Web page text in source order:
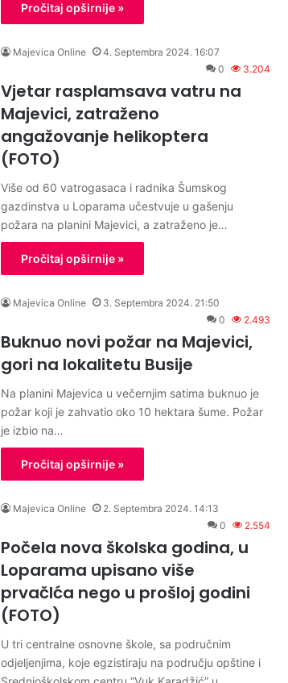
Pročitaj opširnije »
Majevica Online
4. Septembra 2024. 16:07
0
3.204
Vjetar rasplamsava vatru na
Majevici, zatraženo
angažovanje helikoptera
(FOTO)
Više od 60 vatrogasaca i radnika Šumskog
gazdinstva u Loparama učestvuje u gašenju
požara na planini Majevici, a zatraženo je…
Pročitaj opširnije »
Majevica Online
3. Septembra 2024. 21:50
0
2.493
Buknuo novi požar na Majevici,
gori na lokalitetu Busije
Na planini Majevica u večernjim satima buknuo je
požar koji je zahvatio oko 10 hektara šume. Požar
je izbio na…
Pročitaj opširnije »
Majevica Online
2. Septembra 2024. 14:13
0
2.554
Počela nova školska godina, u
Loparama upisano više
prvačIća nego u prošloj godini
(FOTO)
U tri centralne osnovne škole, sa područnim
odjeljenjima, koje egzistiraju na području opštine i